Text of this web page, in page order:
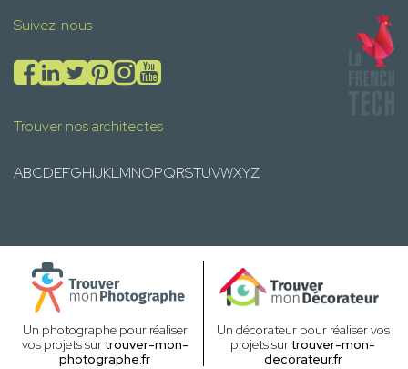
Suivez-nous
Trouver nos architectes
ABCDEFGHIJKLMNOPQRSTUVWXYZ
Un photographe pour réaliser
vos projets surtrouver-mon-
photographe.fr
Un décorateur pour réaliser vos
projets surtrouver-mon-
decorateur.fr